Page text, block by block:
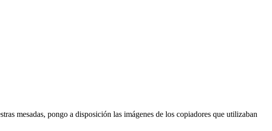
mesadas, pongo a disposición las imágenes de los copiadores que utilizaban